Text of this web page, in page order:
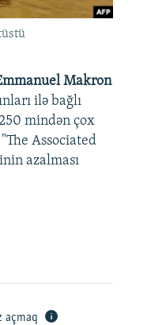
Makron
ilə bağlı
mindən çox
Associated
azalması
açmaq